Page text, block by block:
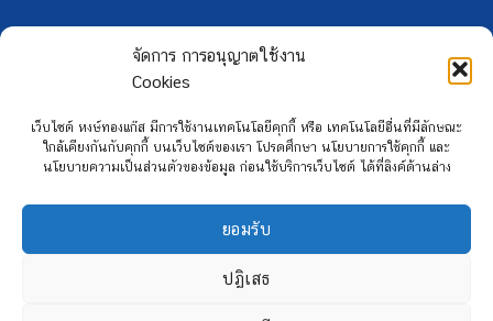
จัดการ การอนุญาตใช้งาน
Cookies
เว็บไซต์ หงษ์ทองแก๊ส มีการใช้งานเทคโนโลยีคุกกี้ หรือ เทคโนโลยีอื่นที่มีลักษณะ
ใกล้เคียงกันกับคุกกี้ บนเว็บไซต์ของเรา โปรดศึกษา นโยบายการใช้คุกกี้ และ
นโยบายความเป็นส่วนตัวของข้อมูล ก่อนใช้บริการเว็บไซต์ ได้ที่ลิงค์ด้านล่าง
ยอมรับ
ปฏิเสธ
Copyright 2026 © Hongtong Auto Gas